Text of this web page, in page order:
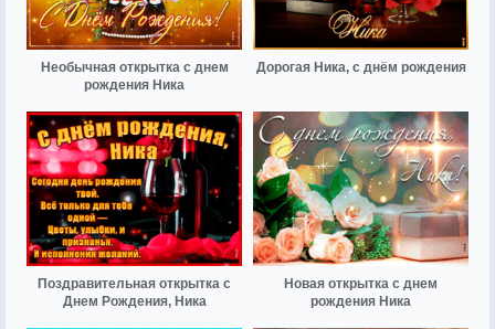
Необычная открытка с днем
рождения Ника
Дорогая Ника, с днём рождения
Поздравительная открытка с
Днем Рождения, Ника
Новая открытка с днем
рождения Ника